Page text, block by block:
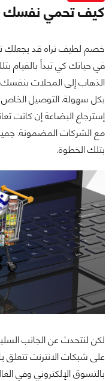
كيف تحمي نفسك
خصم لطيف تراه قد يجعلك
في حياتك كي تبدأ بالقيام
الذهاب إلى المحلات
بكل سهولة. التوصيل الخاص
إسترجاع البضاعة إن كانت
مع الشركات المضمونة. جميع
بتلك الخطوة.
لكن لنتحدث عن الجانب
على شبكات الانترنت تتعلق
بالتسوق الإلكتروني وفي